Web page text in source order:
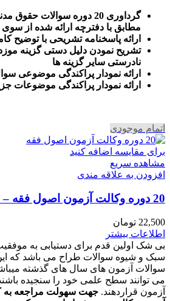
مطابق با دفترچه ارائه شده از
ارائه پاسخنامه تشریحی با توضیح
تشریح نمودن دلیل دستی گزینه
نادرستی سایر گزینه ها
ارائه نمودار پراکندگی موضوعی
رائه نمودار پراکندگی موضوعات
اتمام موجودی
برای مقایسه اضافه کنید
مشاهده سریع
افزودن به علاقه مندی
20 دوره وکالت آزمون اصول فقه – چتردانش
22,500 تومان
اطلاعات بیشتر
بی شک اولین قدم برای دستیابی به
سبک و شیوه سوالات طراح می باشد که
سوالات آزمون های سال های گذشته
می توانند سطح علمی خود را سنجیده
آزمون قراردهند.